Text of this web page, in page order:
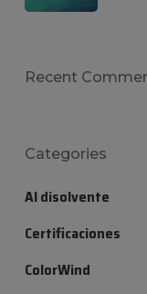
Recent
Categories
Al disolvente
Certificaciones
ColorWind